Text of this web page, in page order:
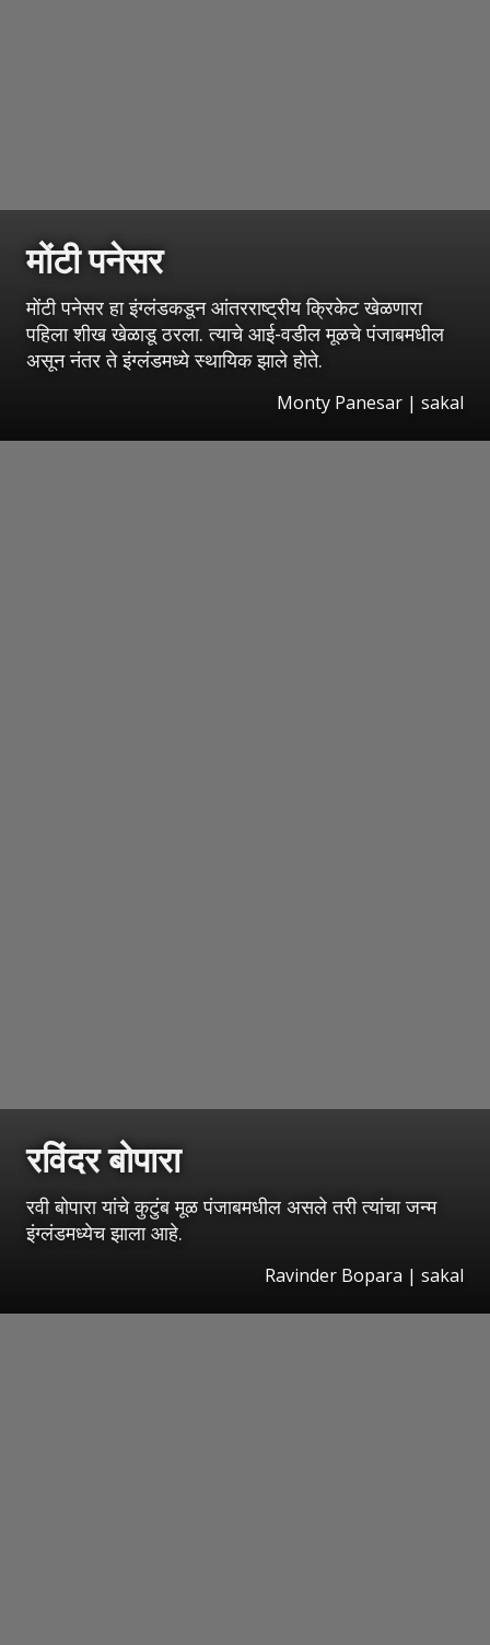
मोंटी पनेसर
मोंटी पनेसर हा इंग्लंडकडून आंतरराष्ट्रीय क्रिकेट खेळणारा
पहिला शीख खेळाडू ठरला. त्याचे आई-वडील मूळचे पंजाबमधील
असून नंतर ते इंग्लंडमध्ये स्थायिक झाले होते.
Monty Panesar | sakal
रविंदर बोपारा
रवी बोपारा यांचे कुटुंब मूळ पंजाबमधील असले तरी त्यांचा जन्म
इंग्लंडमध्येच झाला आहे.
Ravinder Bopara | sakal